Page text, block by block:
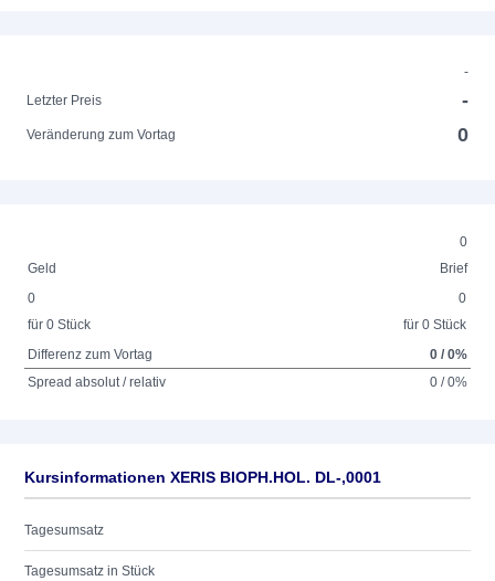
-
Letzter Preis
-
Veränderung zum Vortag 0
0
Geld
Brief
0
für 0 Stück
0
für 0 Stück
Differenz zum Vortag
0 / 0%
Spread absolut / relativ
0 / 0%
Kursinformationen XERIS BIOPH.HOL. DL-,0001
Tagesumsatz
Tagesumsatz in Stück